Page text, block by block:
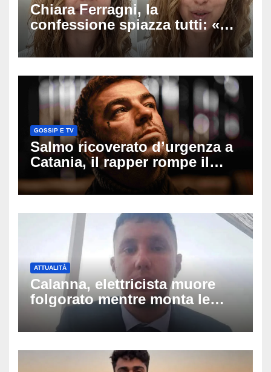
Chiara Ferragni, la
confessione spiazza tutti: «Un
mio ex voleva che mi rifacessi
il seno». Poi svela i ritocchi di
GOSSIP E TV
Salmo ricoverato d’urgenza a
Catania, il rapper rompe il
silenzio dopo la notte in
ospedale: come sta e cosa
ATTUALITÀ
Calanna, elettricista muore
folgorato mentre monta le
luminarie della festa: chi era
Fabio Calabrò e cosa è